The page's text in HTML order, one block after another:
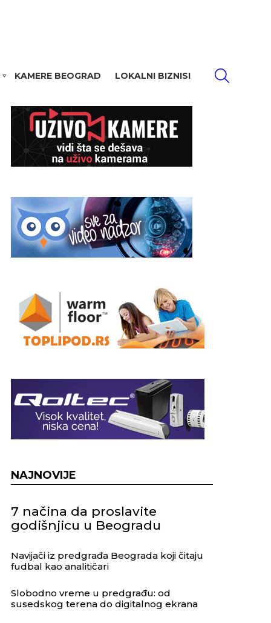
KAMERE BEOGRAD LOKALNI BIZNISI
NAJNOVIJE
7 načina da proslavite
godišnjicu u Beogradu
Navijači iz predgrađa Beograda koji čitaju
fudbal kao analitičari
Slobodno vreme u predgrađu: od
susedskog terena do digitalnog ekrana